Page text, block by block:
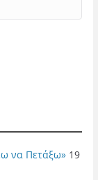
να Πετάξω» 19